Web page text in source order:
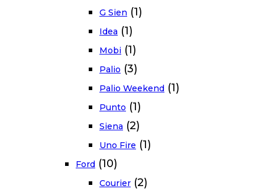
G Sien (1)
Idea (1)
Mobi (1)
Palio (3)
Palio Weekend (1)
Punto (1)
Siena (2)
Uno Fire (1)
Ford (10)
Courier (2)